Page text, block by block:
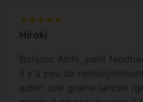
Hiroki
Bonjour Alchi, petit
il y'a peu de
aider: une graine lancée /